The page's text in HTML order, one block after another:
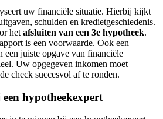
uw financiële situatie. Hierbij kijkt
schulden en kredietgeschiedenis.
het afsluiten van een 3e hypotheek.
is een voorwaarde. Ook een
juiste opgave van financiële
Uw opgegeven inkomen moet
check succesvol af te ronden.
hypotheekexpert